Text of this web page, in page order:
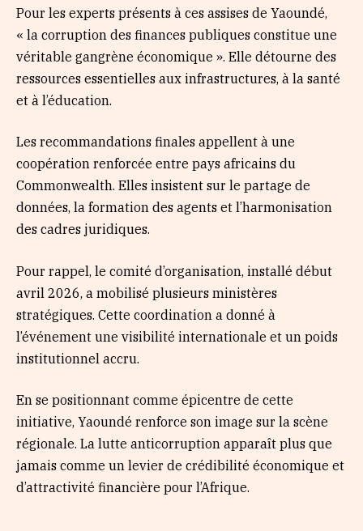
Pour les experts présents à ces assises de Yaoundé,
« la corruption des finances publiques constitue une
véritable gangrène économique ». Elle détourne des
ressources essentielles aux infrastructures, à la santé
et à l’éducation.
Les recommandations finales appellent à une
coopération renforcée entre pays africains du
Commonwealth. Elles insistent sur le partage de
données, la formation des agents et l’harmonisation
des cadres juridiques.
Pour rappel, le comité d’organisation, installé début
avril 2026, a mobilisé plusieurs ministères
stratégiques. Cette coordination a donné à
l’événement une visibilité internationale et un poids
institutionnel accru.
En se positionnant comme épicentre de cette
initiative, Yaoundé renforce son image sur la scène
régionale. La lutte anticorruption apparaît plus que
jamais comme un levier de crédibilité économique et
d’attractivité financière pour l’Afrique.